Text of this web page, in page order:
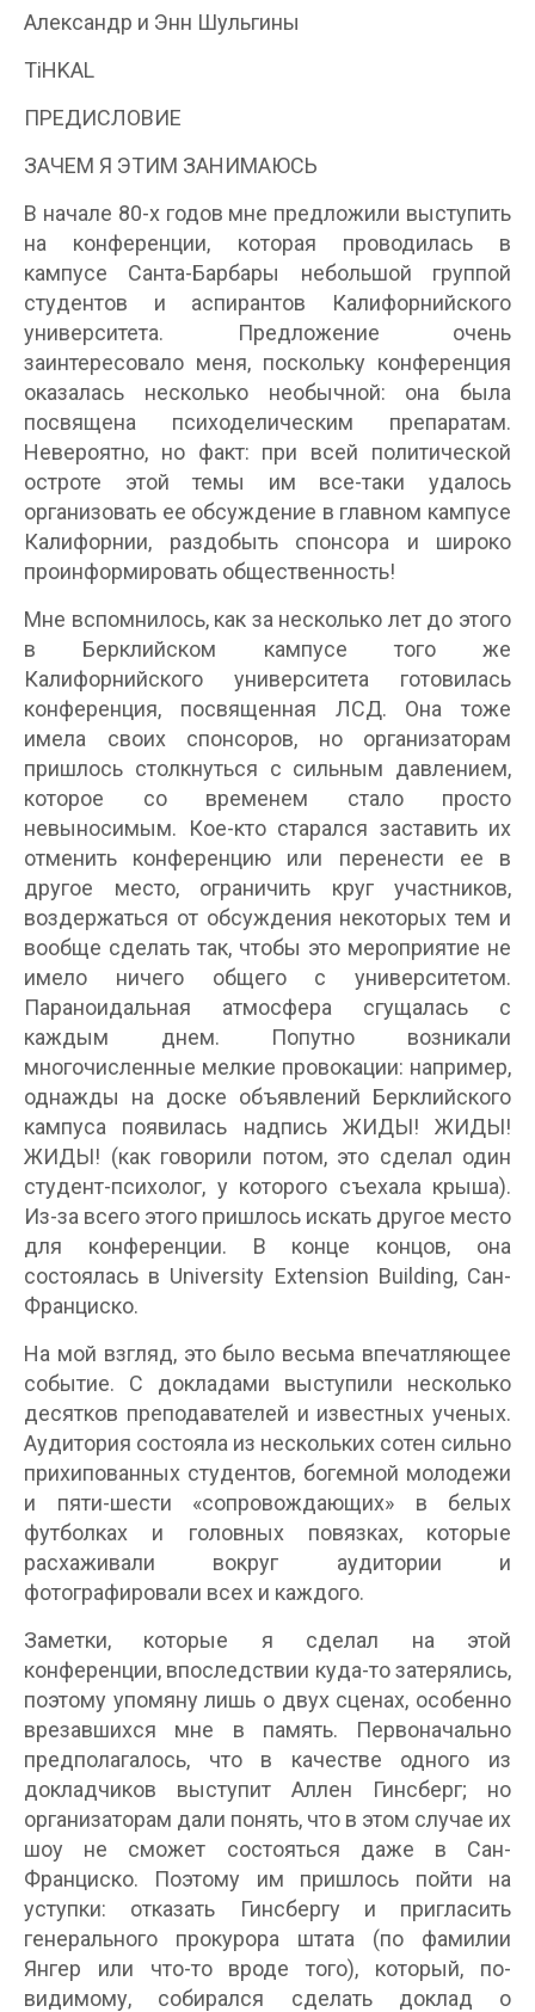
Александр и Энн Шульгины
TiHKAL
ПРЕДИСЛОВИЕ
ЗАЧЕМ Я ЭТИМ ЗАНИМАЮСЬ
В начале 80-х годов мне предложили выступить
на конференции, которая проводилась в
кампусе Санта-Барбары небольшой группой
студентов и аспирантов Калифорнийского
университета. Предложение очень
заинтересовало меня, поскольку конференция
оказалась несколько необычной: она была
посвящена психоделическим препаратам.
Невероятно, но факт: при всей политической
остроте этой темы им все-таки удалось
организовать ее обсуждение в главном кампусе
Калифорнии, раздобыть спонсора и широко
проинформировать общественность!
Мне вспомнилось, как за несколько лет до этого
в Берклийском кампусе того же
Калифорнийского университета готовилась
конференция, посвященная ЛСД. Она тоже
имела своих спонсоров, но организаторам
пришлось столкнуться с сильным давлением,
которое со временем стало просто
невыносимым. Кое-кто старался заставить их
отменить конференцию или перенести ее в
другое место, ограничить круг участников,
воздержаться от обсуждения некоторых тем и
вообще сделать так, чтобы это мероприятие не
имело ничего общего с университетом.
Параноидальная атмосфера сгущалась с
каждым днем. Попутно возникали
многочисленные мелкие провокации: например,
однажды на доске объявлений Берклийского
кампуса появилась надпись ЖИДЫ! ЖИДЫ!
ЖИДЫ! (как говорили потом, это сделал один
студент-психолог, у которого съехала крыша).
Из-за всего этого пришлось искать другое место
для конференции. В конце концов, она
состоялась в University Extension Building, Сан-
Франциско.
На мой взгляд, это было весьма впечатляющее
событие. С докладами выступили несколько
десятков преподавателей и известных ученых.
Аудитория состояла из нескольких сотен сильно
прихипованных студентов, богемной молодежи
и пяти-шести «сопровождающих» в белых
футболках и головных повязках, которые
расхаживали вокруг аудитории и
фотографировали всех и каждого.
Заметки, которые я сделал на этой
конференции, впоследствии куда-то затерялись,
поэтому упомяну лишь о двух сценах, особенно
врезавшихся мне в память. Первоначально
предполагалось, что в качестве одного из
докладчиков выступит Аллен Гинсберг; но
организаторам дали понять, что в этом случае их
шоу не сможет состояться даже в Сан-
Франциско. Поэтому им пришлось пойти на
уступки: отказать Гинсбергу и пригласить
генерального прокурора штата (по фамилии
Янгер или что-то вроде того), который, по-
видимому, собирался сделать доклад о